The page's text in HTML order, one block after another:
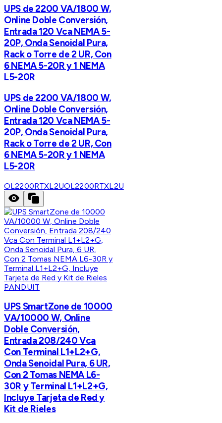
UPS de 2200 VA/1800 W,
Online Doble Conversión,
Entrada 120 Vca NEMA 5-
20P, Onda Senoidal Pura,
Rack o Torre de 2 UR, Con
6 NEMA 5-20R y 1 NEMA
L5-20R
UPS de 2200 VA/1800 W,
Online Doble Conversión,
Entrada 120 Vca NEMA 5-
20P, Onda Senoidal Pura,
Rack o Torre de 2 UR, Con
6 NEMA 5-20R y 1 NEMA
L5-20R
OL2200RTXL2UOL2200RTXL2U
PANDUIT
UPS SmartZone de 10000
VA/10000 W, Online
Doble Conversión,
Entrada 208/240 Vca
Con Terminal L1+L2+G,
Onda Senoidal Pura, 6 UR,
Con 2 Tomas NEMA L6-
30R y Terminal L1+L2+G,
Incluye Tarjeta de Red y
Kit de Rieles